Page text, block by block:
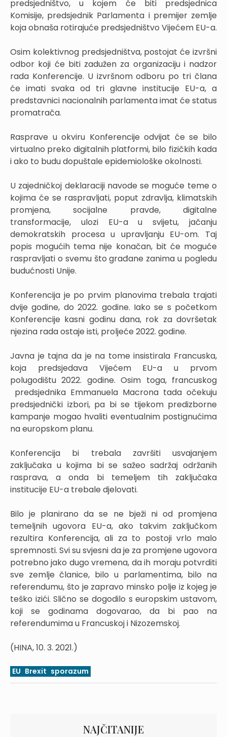
predsjedništvo, u kojem će biti predsjednica
Komisije, predsjednik Parlamenta i premijer zemlje
koja obnaša rotirajuće predsjedništvo Vijećem EU-a.
Osim kolektivnog predsjedništva, postojat će izvršni
odbor koji će biti zadužen za organizaciju i nadzor
rada Konferencije. U izvršnom odboru po tri člana
će imati svaka od tri glavne institucije EU-a, a
predstavnici nacionalnih parlamenta imat će status
promatrača.
Rasprave u okviru Konferencije odvijat će se bilo
virtualno preko digitalnih platformi, bilo fizičkih kada
i ako to budu dopuštale epidemiološke okolnosti.
U zajedničkoj deklaraciji navode se moguće teme o
kojima će se raspravljati, poput zdravlja, klimatskih
promjena, socijalne pravde, digitalne
transformacije, ulozi EU-a u svijetu, jačanju
demokratskih procesa u upravljanju EU-om. Taj
popis mogućih tema nije konačan, bit će moguće
raspravljati o svemu što građane zanima u pogledu
budućnosti Unije.
Konferencija je po prvim planovima trebala trajati
dvije godine, do 2022. godine. Iako se s početkom
Konferencije kasni godinu dana, rok za dovršetak
njezina rada ostaje isti, proljeće 2022. godine.
Javna je tajna da je na tome insistirala Francuska,
koja predsjedava Vijećem EU-a u prvom
polugodištu 2022. godine. Osim toga, francuskog
predsjednika Emmanuela Macrona tada očekuju
predsjednički izbori, pa bi se tijekom predizborne
kampanje mogao hvaliti eventualnim postignućima
na europskom planu.
Konferencija bi trebala završiti usvajanjem
zaključaka u kojima bi se sažeo sadržaj održanih
rasprava, a onda bi temeljem tih zaključaka
institucije EU-a trebale djelovati.
Bilo je planirano da se ne bježi ni od promjena
temeljnih ugovora EU-a, ako takvim zaključkom
rezultira Konferencija, ali za to postoji vrlo malo
spremnosti. Svi su svjesni da je za promjene ugovora
potrebno jako dugo vremena, da ih moraju potvrditi
sve zemlje članice, bilo u parlamentima, bilo na
referendumu, što je zapravo minsko polje iz kojeg je
teško izići. Slično se dogodilo s europskim ustavom,
koji se godinama dogovarao, da bi pao na
referendumima u Francuskoj i Nizozemskoj.
(HINA, 10. 3. 2021.)
EU Brexit sporazum
NAJČITANIJE